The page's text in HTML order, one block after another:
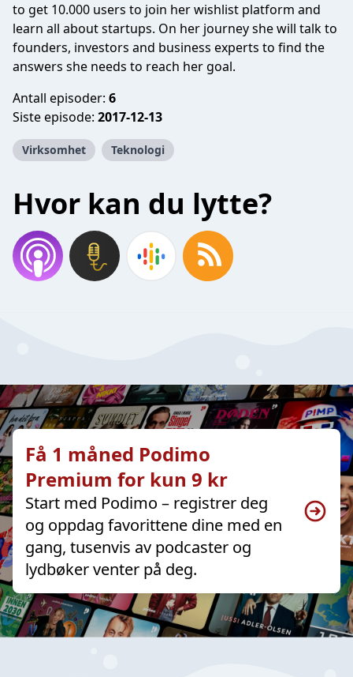
to get 10.000 users to join her wishlist platform and
learn all about startups. On her journey she will talk to
founders, investors and business experts to find the
answers she needs to reach her goal.
Antall episoder: 6
Siste episode: 2017-12-13
Virksomhet Teknologi
Hvor kan du lytte?
Få 1 måned Podimo
Premium for kun 9 kr
Start med Podimo – registrer deg
og oppdag favorittene dine med en
gang, tusenvis av podcaster og
lydbøker venter på deg.